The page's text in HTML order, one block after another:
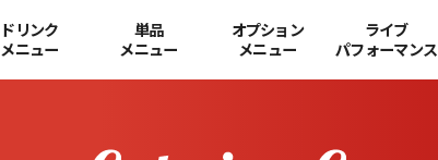
ドリンク
メニュー
単品
メニュー
オプション
メニュー
ライブ
パフォーマンス